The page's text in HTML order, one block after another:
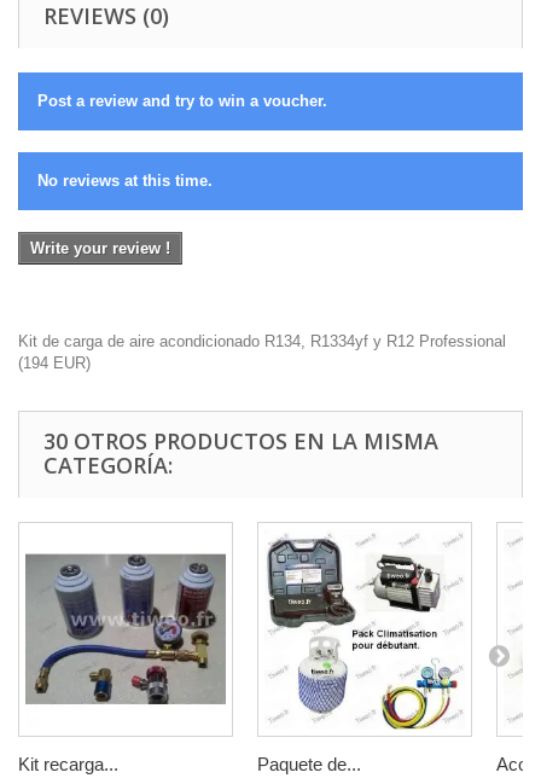
REVIEWS (0)
Post a review and try to win a voucher.
No reviews at this time.
Write your review !
Kit de carga de aire acondicionado R134, R1334yf y R12 Professional
(194 EUR)
30 OTROS PRODUCTOS EN LA MISMA
CATEGORÍA:
Kit recarga... Paquete de...